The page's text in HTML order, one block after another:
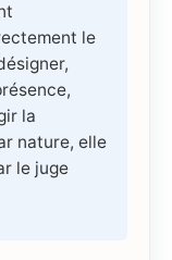
le
la
nature, elle
le juge